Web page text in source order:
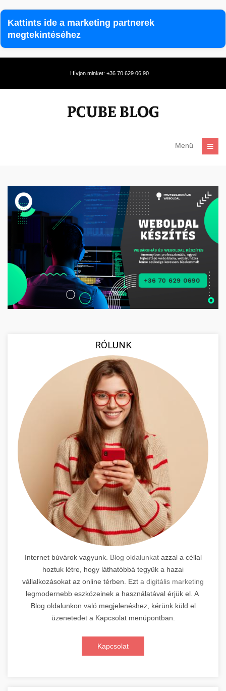
Kattints ide a marketing partnerek
megtekintéséhez
Hívjon minket: +36 70 629 06 90
Menü
RÓLUNK
Internet búvárok vagyunk. Blog oldalunkatazzal a céllal
hoztuk létre, hogy láthatóbbá tegyük a hazai
vállalkozásokat az online térben. Ezt a digitális marketing
legmodernebb eszközeinek a használatával érjük el. A
Blog oldalunkon való megjelenéshez, kérünk küld el
üzenetedet a Kapcsolat menüpontban.
Kapcsolat